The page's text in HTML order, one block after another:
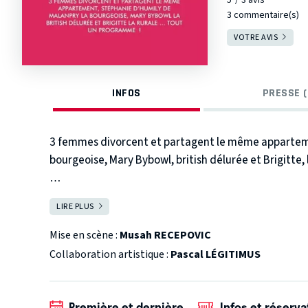
3 commentaire(s)
VOTRE AVIS
INFOS PRESSE
3 femmes divorcent et partagent le même
bourgeoise, Mary Bybowl, british délurée et Brigitte,
Stéphanie d'Humily de Malanpry, une bourgeoise
de changer de vie en partant s'installer à Paris.
Pour vivre dans son grand appartement elle
LIRE PLUS
Mise en scène : Musah RECEPOVIC
Collaboration artistique : Pascal LÉGITIMUS